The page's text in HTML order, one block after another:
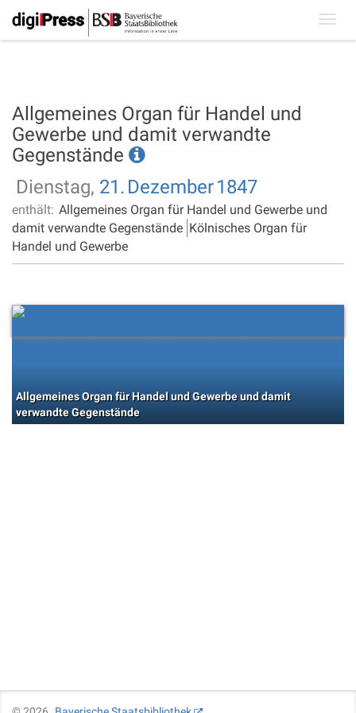
Allgemeines Organ für Handel und
Gewerbe und damit verwandte
Gegenstände
Dienstag, 21. Dezember1847
enthält: Allgemeines Organ für Handel und Gewerbe und
damit verwandte Gegenstände Kölnisches Organ für
Handel und Gewerbe
Allgemeines Organ für Handel und Gewerbe und damit
verwandte Gegenstände